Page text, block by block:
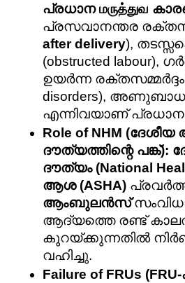
പ്രധാന மருத்துவ
പ്രസവാനന്തര
after delivery),
(obstructed labour),
ഉയർന്ന രക്തസമ്മർദ്ദം
disorders), അണുബാധ
എന്നിവയാണ്
Role of NHM
ദൗത്യത്തിന്റെ പങ്ക്):
ദൗത്യം (National
ആശ (ASHA)
ആംബുലൻസ്
ആദ്യത്തെ രണ്ട്
കുറയ്ക്കുന്നതിൽ
വഹിച്ചു.
Failure of FRUs